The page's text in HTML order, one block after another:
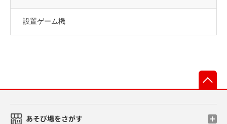
設置ゲーム機
あそび場をさがす